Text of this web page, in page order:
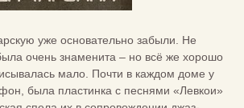
уже основательно забыли. Не
очень знаменита – но всё же хорошо
мало. Почти в каждом доме у
была пластинка с песнями «Левкои»